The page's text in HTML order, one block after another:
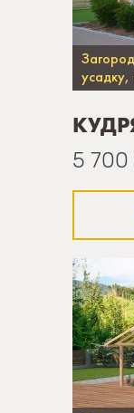
усадку,
5 700